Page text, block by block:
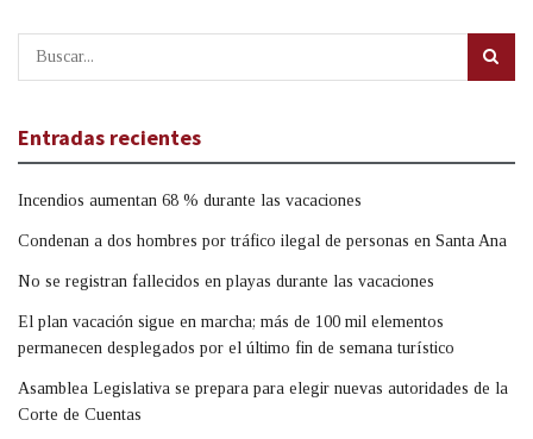
Entradas recientes
Incendios aumentan 68 % durante las vacaciones
Condenan a dos hombres por tráfico ilegal de personas en Santa Ana
No se registran fallecidos en playas durante las vacaciones
El plan vacación sigue en marcha; más de 100 mil elementos
permanecen desplegados por el último fin de semana turístico
Asamblea Legislativa se prepara para elegir nuevas autoridades de la
Corte de Cuentas